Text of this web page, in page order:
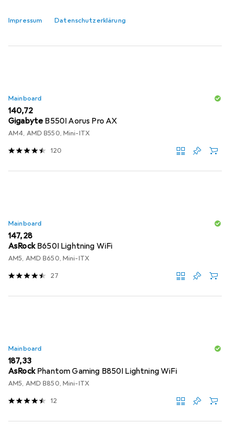
Impressum Datenschutzerklärung
Mainboard
EUR
140,72
Gigabyte B550I Aorus Pro AX
AM4, AMD B550, Mini-ITX
120
Mainboard
EUR
147,28
AsRock B650I Lightning WiFi
AM5, AMD B650, Mini-ITX
27
Mainboard
EUR
187,33
AsRock Phantom Gaming B850I Lightning WiFi
AM5, AMD B850, Mini-ITX
12